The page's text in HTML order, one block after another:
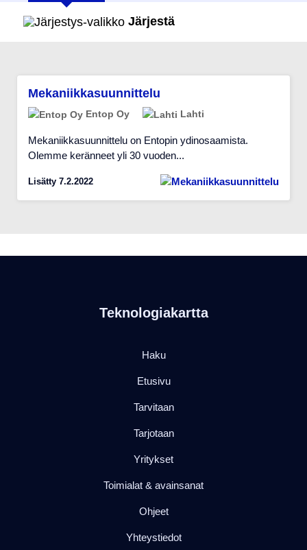
Järjestä
Mekaniikkasuunnittelu
Entop Oy Lahti
Mekaniikkasuunnittelu on Entopin ydinosaamista.
Olemme keränneet yli 30 vuoden...
Lisätty 7.2.2022
Teknologiakartta
Haku
Etusivu
Tarvitaan
Tarjotaan
Yritykset
Toimialat & avainsanat
Ohjeet
Yhteystiedot